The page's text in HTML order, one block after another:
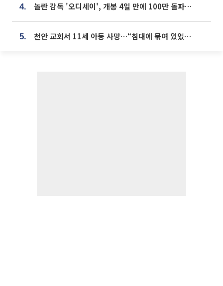
4. 놀란 감독 '오디세이', 개봉 4일 만에 100만 돌파⋯'왕사남' 보다 빠르다
5. 천안 교회서 11세 아동 사망…“침대에 묶여 있었다” 진술 확보